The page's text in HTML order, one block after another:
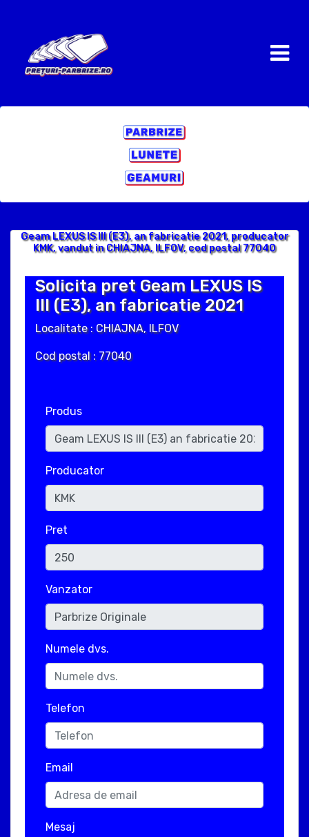
Geam LEXUS IS III (E3), an fabricatie 2021, producator
KMK, vandut in CHIAJNA, ILFOV, cod postal 77040
Solicita pret Geam LEXUS IS
III (E3), an fabricatie 2021
Localitate : CHIAJNA, ILFOV
Cod postal : 77040
Produs
Producator
Pret
Vanzator
Numele dvs.
Telefon
Email
Mesaj